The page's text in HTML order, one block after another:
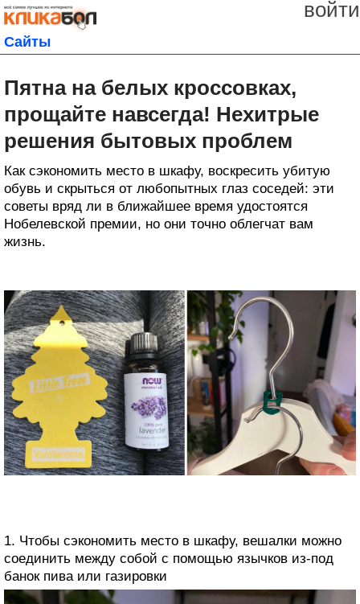
войти
Сайты
Пятна на белых кроссовках,
прощайте навсегда! Нехитрые
решения бытовых проблем
Как сэкономить место в шкафу, воскресить убитую
обувь и скрыться от любопытных глаз соседей: эти
советы вряд ли в ближайшее время удостоятся
Нобелевской премии, но они точно облегчат вам
жизнь.
1. Чтобы сэкономить место в шкафу, вешалки можно
соединить между собой с помощью язычков из-под
банок пива или газировки